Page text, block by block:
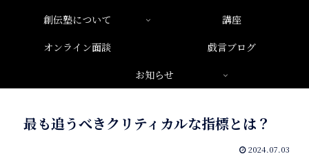
創伝塾について
講座
オンライン面談
戯言ブログ
お知らせ
最も追うべきクリティカルな指標とは？
2024.07.03